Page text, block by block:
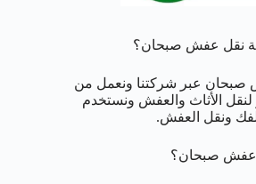
نقل عفش صبحان؟
عبر شركتنا ونعمل من
الأثاث والعفش ونستخدم
ونقل العفش.
عفش صبحان؟